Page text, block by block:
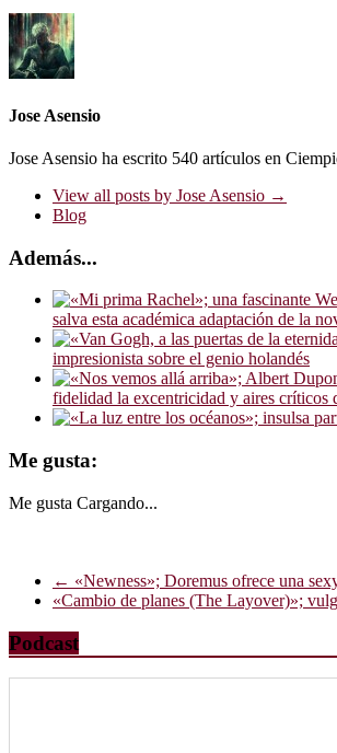
Jose Asensio
Jose Asensio ha escrito 540 artículos en
View all posts by Jose Asensio →
Blog
Además...
salva esta académica adaptación de la
impresionista sobre el genio holandés
fidelidad la excentricidad y aires críticos
Me gusta:
Me gusta Cargando...
← «Newness»; Doremus ofrece una
«Cambio de planes (The Layover)»;
Podcast